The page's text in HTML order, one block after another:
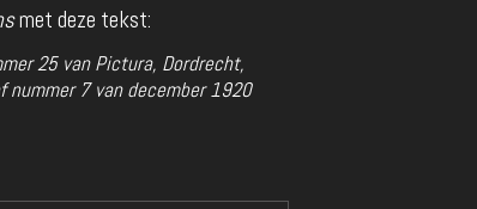
met deze tekst:
25 van Pictura, Dordrecht,
7 van december 1920